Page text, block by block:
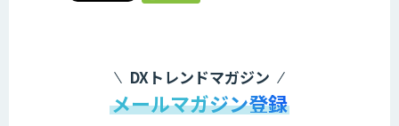
DXトレンドマガジン
メールマガジン登録